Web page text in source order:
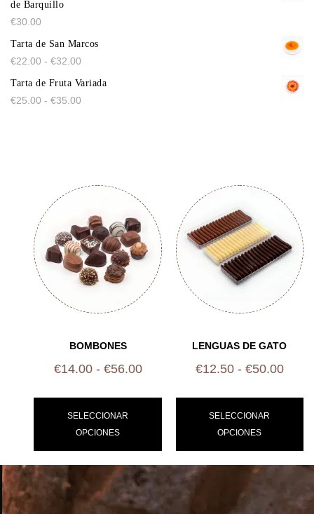
de Barquillo
€30.00
Tarta de San Marcos
€22.00 - €32.00
Tarta de Fruta Variada
€25.00 - €35.00
BOMBONES
€14.00 - €56.00
SELECCIONAR
OPCIONES
LENGUAS DE GATO
€12.50 - €50.00
SELECCIONAR
OPCIONES